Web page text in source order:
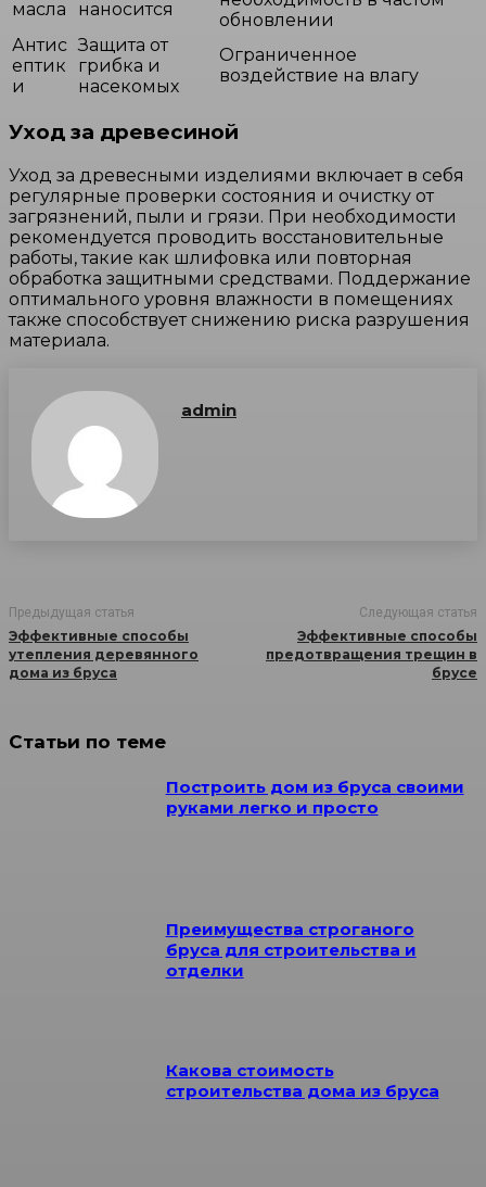
масла наносится
обновлении
Антис
ептик
и
Защита от
грибка и
насекомых
Ограниченное
воздействие на влагу
Уход за древесиной
Уход за древесными изделиями включает в себя
регулярные проверки состояния и очистку от
загрязнений, пыли и грязи. При необходимости
рекомендуется проводить восстановительные
работы, такие как шлифовка или повторная
обработка защитными средствами. Поддержание
оптимального уровня влажности в помещениях
также способствует снижению риска разрушения
материала.
admin
Предыдущая статья
Эффективные способы
утепления деревянного
дома из бруса
Следующая статья
Эффективные способы
предотвращения трещин в
брусе
Статьи по теме
Построить дом из бруса своими
руками легко и просто
Преимущества строганого
бруса для строительства и
отделки
Какова стоимость
строительства дома из бруса